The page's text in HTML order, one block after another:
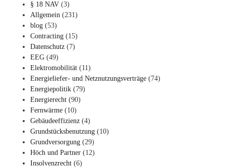
§ 18 NAV (3)
Allgemein (231)
blog (53)
Contracting (15)
Datenschutz (7)
EEG (49)
Elektromobilität (11)
Energieliefer- und Netznutzungsverträge (74)
Energiepolitik (79)
Energierecht (90)
Fernwärme (10)
Gebäudeeffizienz (4)
Grundstücksbenutzung (10)
Grundversorgung (29)
Höch und Partner (12)
Insolvenzrecht (6)